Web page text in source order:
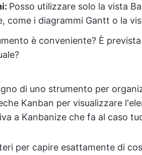
Posso utilizzare solo la vista
come i diagrammi Gantt o la
è conveniente? È
di uno strumento per
Kanban per visualizzare
a Kanbanize che fa al caso
per capire esattamente di